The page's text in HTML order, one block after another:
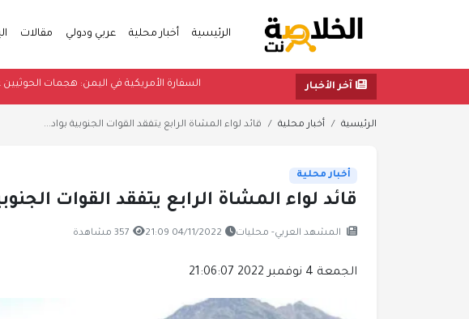
الرئيسية أخبار محلية عربي ودولي مقالات
آخر الأخبار السفارة الأمريكية في اليمن:
الرئيسية أخبار محلية قائد لواء المشاة الرابع يتفقد القوات الجنوبية بواد...
أخبار محلية
قائد لواء المشاة الرابع يتفقد القوات
المشهد العربي- محليات 04/11/2022 21:09 357 مشاهدة
الجمعة 4 نوفمبر 2022 21:06:07